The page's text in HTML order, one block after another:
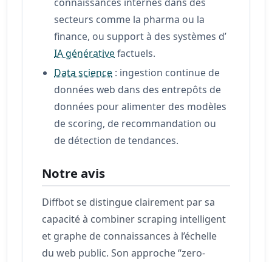
secteurs comme la pharma ou la
finance, ou support à des systèmes d’
IA générative factuels.
Data science : ingestion continue de
données web dans des entrepôts de
données pour alimenter des modèles
de scoring, de recommandation ou
de détection de tendances.
Notre avis
Diffbot se distingue clairement par sa
capacité à combiner scraping intelligent
et graphe de connaissances à l’échelle
du web public. Son approche “zero-